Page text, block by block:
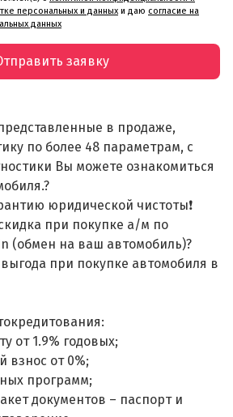
персональных и данных и даю согласие на
данных
заявку
в продаже,
по более 48 параметрам, с
Вы можете ознакомиться
юридической чистоты❗
при покупке а/м по
(обмен на ваш автомобиль)?
при покупке автомобиля в
от 1.9% годовых;
взнос от 0%;
программ;
документов – паспорт и